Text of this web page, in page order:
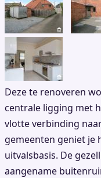
Deze te renoveren
centrale ligging met
vlotte verbinding
gemeenten geniet je
uitvalsbasis. De
aangename